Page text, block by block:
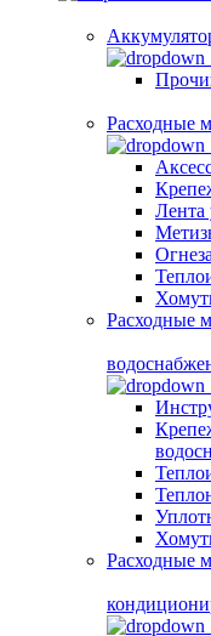
Расходные
Лента
Расходные
Расходные